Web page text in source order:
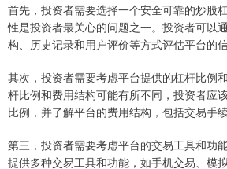
首先，投资者需要选择一个安全可靠的炒股
性是投资者最关心的问题之一。投资者可以
构、历史记录和用户评价等方式评估平台的信
其次，投资者需要考虑平台提供的杠杆比例
杆比例和费用结构可能有所不同，投资者应
比例，并了解平台的费用结构，包括交易手
第三，投资者需要考虑平台的交易工具和功
提供多种交易工具和功能，如手机交易、模